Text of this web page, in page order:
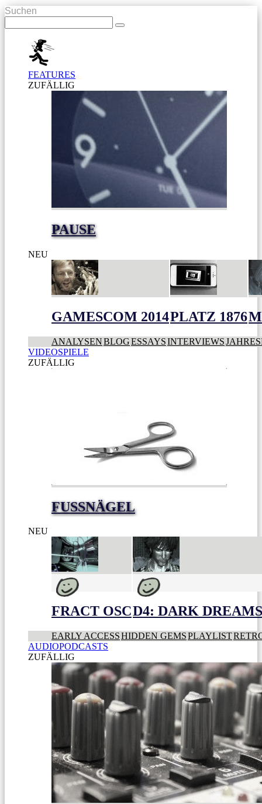
Suchen
FEATURES
ZUFÄLLIG
PAUSE
NEU
GAMESCOM 2014PLATZ 1876
ANALYSENBLOGESSAYSINTERVIEWS
VIDEOSPIELE
ZUFÄLLIG
FUSSNÄGEL
NEU
FRACT OSCD4: DARK
EARLY ACCESSHIDDEN GEMSPLAYLIST
AUDIOPODCASTS
ZUFÄLLIG